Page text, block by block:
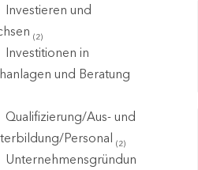
Investieren und
(2)
Investitionen in
und Beratung
Qualifizierung/Aus- und
Personal (2)
Unternehmensgründun